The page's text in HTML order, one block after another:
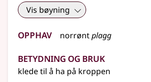
Vis bøyning
Opphav norrøntplagg
Betydning og bruk
klede til å ha på kroppen